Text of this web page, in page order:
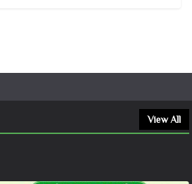
View All